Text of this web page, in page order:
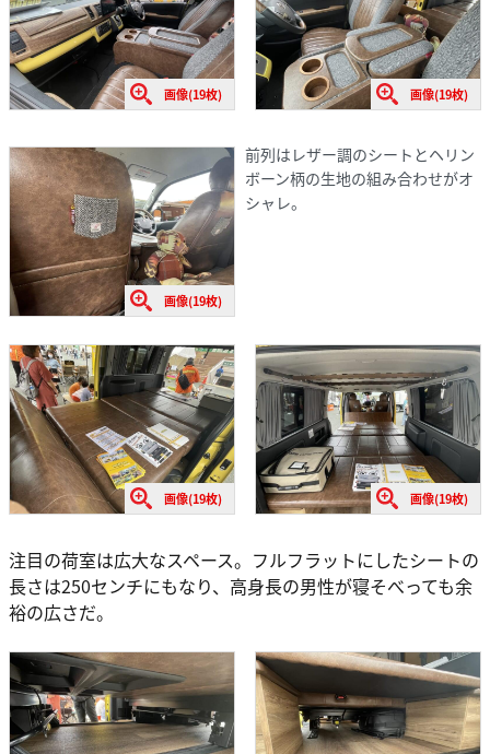
画像(19枚) 画像(19枚)
画像(19枚)
前列はレザー調のシートとヘリン
ボーン柄の生地の組み合わせがオ
シャレ。
画像(19枚) 画像(19枚)
注目の荷室は広大なスペース。フルフラットにしたシートの
長さは250センチにもなり、高身長の男性が寝そべっても余
裕の広さだ。